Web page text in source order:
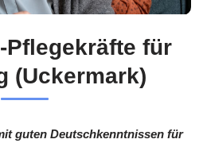
Pflegekräfte für
(Uckermark)
guten Deutschkenntnissen für